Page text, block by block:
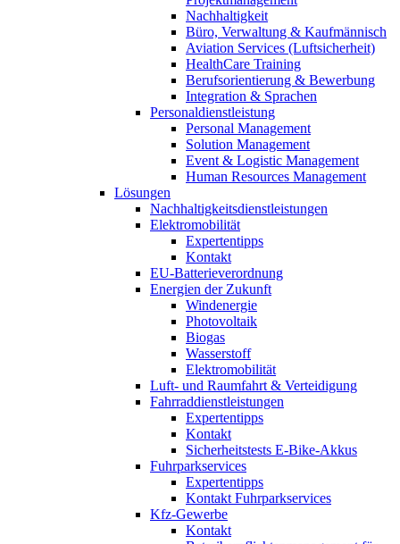
Nachhaltigkeit
Büro, Verwaltung & Kaufmännisch
Aviation Services (Luftsicherheit)
HealthCare Training
Berufsorientierung & Bewerbung
Integration & Sprachen
Personaldienstleistung
Personal Management
Solution Management
Event & Logistic Management
Human Resources Management
Lösungen
Nachhaltigkeitsdienstleistungen
Elektromobilität
Expertentipps
Kontakt
EU-Batterieverordnung
Energien der Zukunft
Windenergie
Photovoltaik
Biogas
Wasserstoff
Elektromobilität
Luft- und Raumfahrt & Verteidigung
Fahrraddienstleistungen
Expertentipps
Kontakt
Sicherheitstests E-Bike-Akkus
Fuhrparkservices
Expertentipps
Kontakt Fuhrparkservices
Kfz-Gewerbe
Kontakt